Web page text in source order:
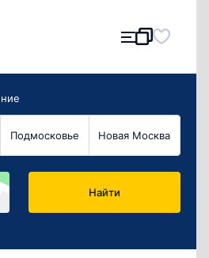
Подмосковье Новая Москва
Найти